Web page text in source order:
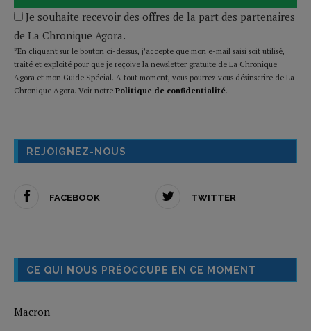
Je souhaite recevoir des offres de la part des partenaires
de La Chronique Agora.
*En cliquant sur le bouton ci-dessus, j’accepte que mon e-mail saisi soit utilisé,
traité et exploité pour que je reçoive la newsletter gratuite de La Chronique
Agora et mon Guide Spécial. A tout moment, vous pourrez vous désinscrire de La
Chronique Agora. Voir notre Politique de confidentialité.
REJOIGNEZ-NOUS
FACEBOOK TWITTER
CE QUI NOUS PRÉOCCUPE EN CE MOMENT
Macron